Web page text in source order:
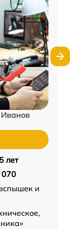
5 лет
070
и